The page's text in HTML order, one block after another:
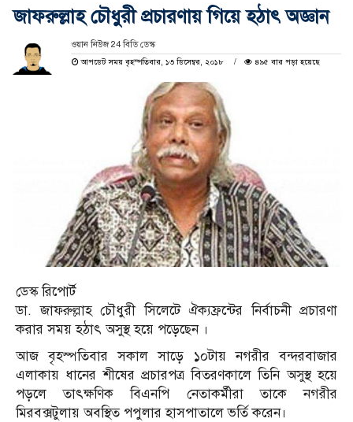
জাফরুল্লাহ চৌধুরী প্রচারণায় গিয়ে হঠাৎ অজ্ঞান
ওয়ান নিউজ 24 বিডি ডেস্ক
আপডেট সময় বৃহস্পতিবার, ১৩ ডিসেম্বর, ২০১৮
৪৯৫ বার পড়া হয়েছে
ডেস্ক রিপোর্ট
ডা. জাফরুল্লাহ চৌধুরী সিলেটে ঐক্যফ্রন্টের নির্বাচনী প্রচারণা
করার সময় হঠাৎ অসুস্থ হয়ে পড়েছেন ।
আজ বৃহস্পতিবার সকাল সাড়ে ১০টায় নগরীর বন্দরবাজার
এলাকায় ধানের শীষের প্রচারপত্র বিতরণকালে তিনি অসুস্থ হয়ে
পড়লে তাৎক্ষণিক বিএনপি নেতাকর্মীরা তাকে নগরীর
মিরবক্সটুলায় অবস্থিত পপুলার হাসপাতালে ভর্তি করেন।